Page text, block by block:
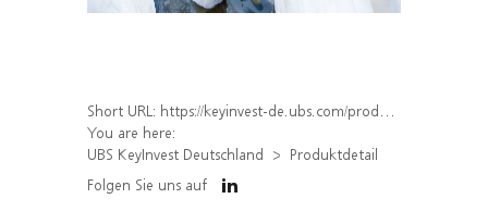
Short URL: https://keyinvest-de.ubs.com/produkt/detail/index/isin/DE000WA7Z344
You are here:
UBS KeyInvest Deutschland
Produktdetail
Folgen Sie uns auf